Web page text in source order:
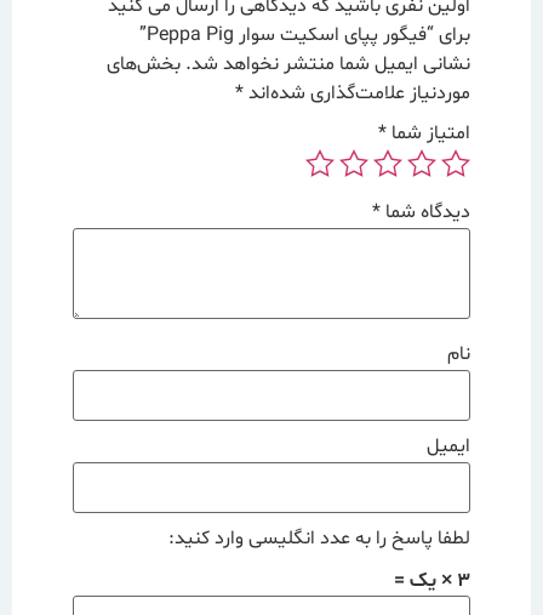
اولین نفری باشید که دیدگاهی را ارسال می کنید
برای “فیگور پپای اسکیت سوار Peppa Pig”
نشانی ایمیل شما منتشر نخواهد شد. بخش‌های
موردنیاز علامت‌گذاری شده‌اند*
امتیاز شما *
دیدگاه شما *
نام
ایمیل
لطفا پاسخ را به عدد انگلیسی وارد کنید:
3 × یک =